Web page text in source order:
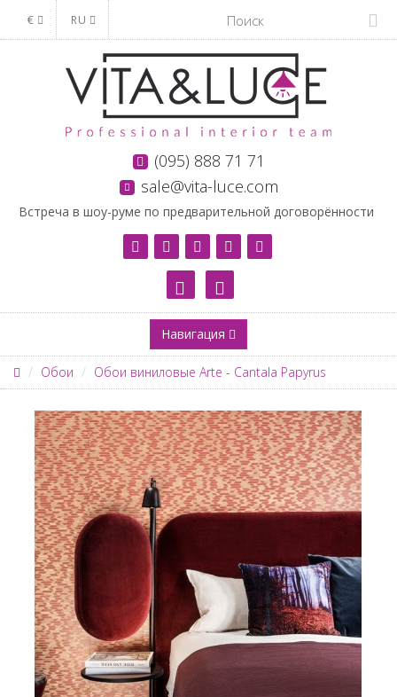
€ RU
(095) 888 71 71
sale@vita-luce.com
Встреча в шоу-руме по предварительной договорённости
Навигация
Обои Обои виниловые Arte - Cantala Papyrus